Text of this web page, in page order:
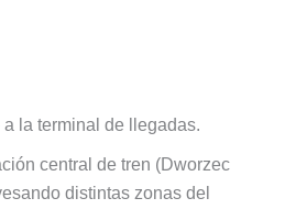
a la terminal de llegadas.
central de tren (Dworzec
distintas zonas del